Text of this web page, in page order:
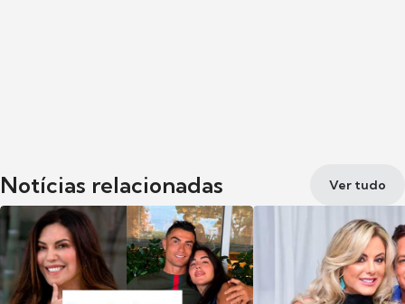
Notícias relacionadas Ver tudo